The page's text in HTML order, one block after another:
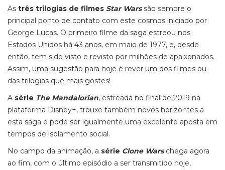
As três trilogias de filmes Star Warssão sempre o
principal ponto de contato com este cosmos iniciado por
George Lucas. O primeiro filme da saga estreou nos
Estados Unidos há 43 anos, em maio de 1977, e, desde
então, tem sido visto e revisto por milhões de apaixonados.
Assim, uma sugestão para hoje é rever um dos filmes ou
das trilogias que mais gostes!
A série The Mandalorian, estreada no final de 2019 na
plataforma Disney+, trouxe também novos horizontes a
esta saga e pode ser igualmente uma excelente aposta em
tempos de isolamento social.
No campo da animação, a série Clone Warschega agora
ao fim, com o último episódio a ser transmitido hoje,